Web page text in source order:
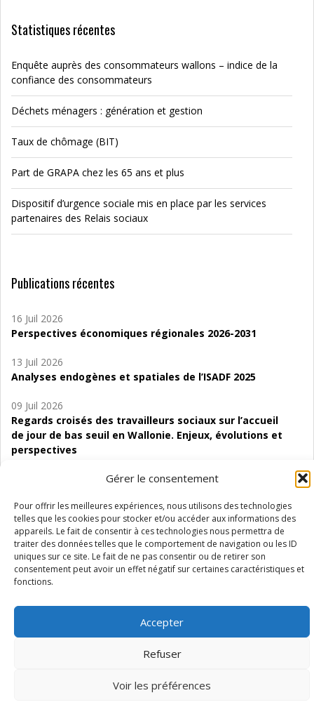
Gérer le consentement
Pour offrir les meilleures expériences, nous utilisons des technologies
telles que les cookies pour stocker et/ou accéder aux informations des
appareils. Le fait de consentir à ces technologies nous permettra de
traiter des données telles que le comportement de navigation ou les ID
uniques sur ce site. Le fait de ne pas consentir ou de retirer son
consentement peut avoir un effet négatif sur certaines caractéristiques et
fonctions.
Accepter
Refuser
Voir les préférences
Statistiques récentes
Enquête auprès des consommateurs wallons – indice de la
confiance des consommateurs
Déchets ménagers : génération et gestion
Taux de chômage (BIT)
Part de GRAPA chez les 65 ans et plus
Dispositif d’urgence sociale mis en place par les services
partenaires des Relais sociaux
Publications récentes
16 Juil 2026
Perspectives économiques régionales 2026-2031
13 Juil 2026
Analyses endogènes et spatiales de l’ISADF 2025
09 Juil 2026
Regards croisés des travailleurs sociaux sur l’accueil
de jour de bas seuil en Wallonie. Enjeux, évolutions et
perspectives
d’accompagnement à l’autocréation d’emploi (SAACE)
01 Juil 2026
Pénurie du personnel infirmier :quels indicateurs
d’offre de soins pour comprendre la situation en
Wallonie ?
Médiateur